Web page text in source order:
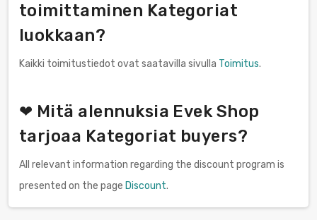
toimittaminen Kategoriat
luokkaan?
Kaikki toimitustiedot ovat saatavilla sivulla Toimitus.
❤ Mitä alennuksia Evek Shop
tarjoaa Kategoriat buyers?
All relevant information regarding the discount program is
presented on the page Discount.